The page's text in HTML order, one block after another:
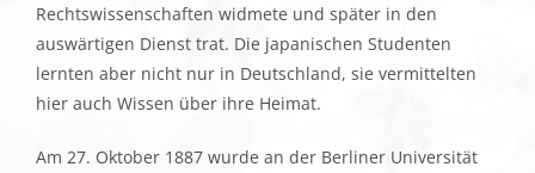
Rechtswissenschaften widmete und später in den
auswärtigen Dienst trat. Die japanischen Studenten
lernten aber nicht nur in Deutschland, sie vermittelten
hier auch Wissen über ihre Heimat.
Am 27. Oktober 1887 wurde an der Berliner Universität